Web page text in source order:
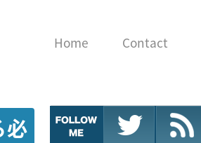
Home Contact
必